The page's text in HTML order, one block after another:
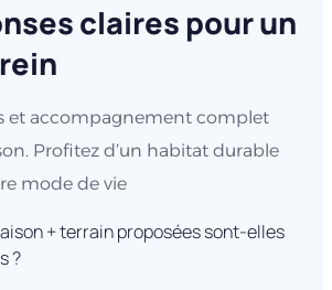
claires pour un
et accompagnement complet
Profitez d’un habitat durable
mode de vie
+ terrain proposées sont-elles
?